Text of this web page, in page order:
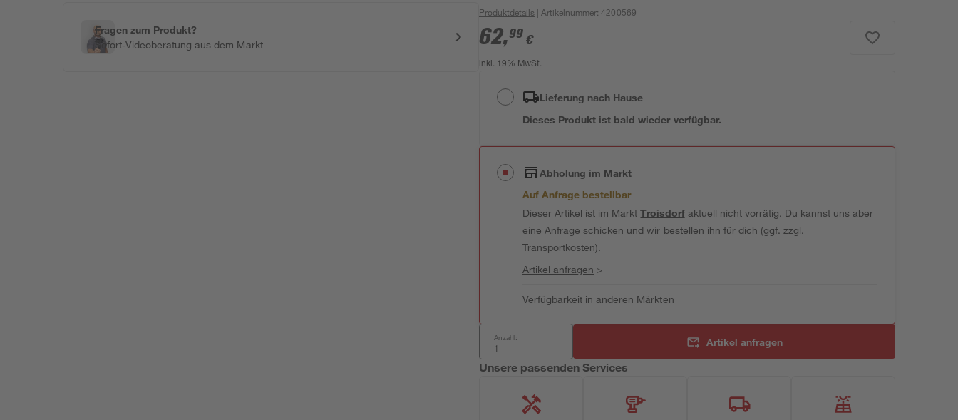
Fragen zum Produkt?
Sofort-Videoberatung aus dem Markt
Produktdetails | Artikelnummer:4200569
62,99 €
inkl. 19% MwSt.
Lieferung nach Hause
Dieses Produkt ist bald wieder verfügbar.
Abholung im Markt
Auf Anfrage bestellbar
Dieser Artikel ist im MarktTroisdorfaktuell nicht vorrätig. Du kannst uns aber
eine Anfrage schicken und wir bestellen ihn für dich (ggf. zzgl.
Transportkosten).
Artikel anfragen >
Verfügbarkeit in anderen Märkten
Anzahl: Artikel anfragen
Unsere passenden Services